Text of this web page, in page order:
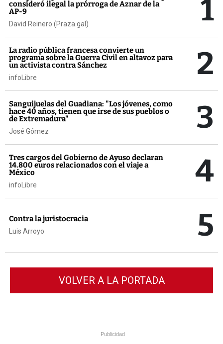
consideró ilegal la prórroga de Aznar de la
AP-9
David Reinero (Praza.gal) 1
La radio pública francesa convierte un
programa sobre la Guerra Civil en altavoz para
un activista contra Sánchez
infoLibre 2
Sanguijuelas del Guadiana: "Los jóvenes, como
hace 40 años, tienen que irse de sus pueblos o
de Extremadura"
José Gómez 3
Tres cargos del Gobierno de Ayuso declaran
14.800 euros relacionados con el viaje a
México
infoLibre 4
Contra la juristocracia
Luis Arroyo 5
VOLVER A LA PORTADA
Publicidad